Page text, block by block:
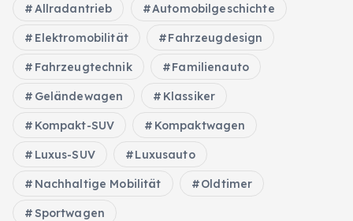
Allradantrieb Automobilgeschichte
Elektromobilität Fahrzeugdesign
Fahrzeugtechnik Familienauto
Geländewagen Klassiker
Kompakt-SUV Kompaktwagen
Luxus-SUV Luxusauto
Nachhaltige Mobilität Oldtimer
Sportwagen